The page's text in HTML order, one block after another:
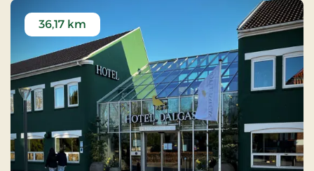
36,17 km